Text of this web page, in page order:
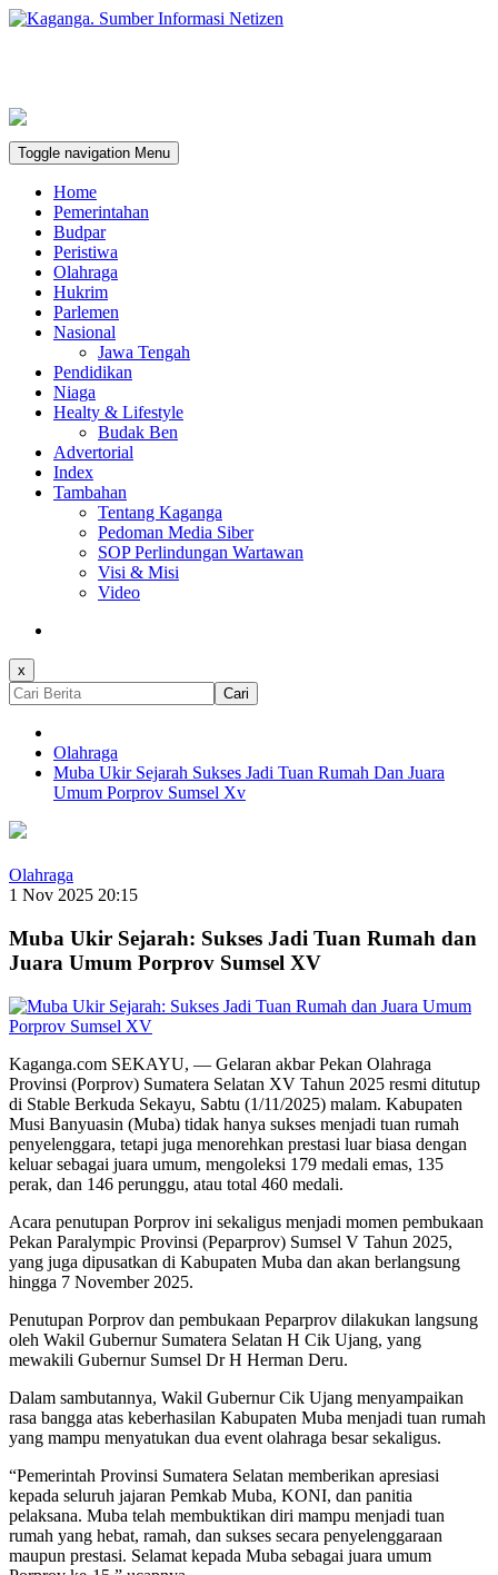
Toggle navigation Menu
Home
Pemerintahan
Budpar
Peristiwa
Olahraga
Hukrim
Parlemen
Nasional
Jawa Tengah
Pendidikan
Niaga
Healty & Lifestyle
Budak Ben
Advertorial
Index
Tambahan
Tentang Kaganga
Pedoman Media Siber
SOP Perlindungan Wartawan
Visi & Misi
Video
x
Cari
Olahraga
Muba Ukir Sejarah Sukses Jadi Tuan Rumah Dan Juara
Umum Porprov Sumsel Xv
Olahraga
1 Nov 2025 20:15
Muba Ukir Sejarah: Sukses Jadi Tuan Rumah dan
Juara Umum Porprov Sumsel XV
Kaganga.com SEKAYU, — Gelaran akbar Pekan Olahraga
Provinsi (Porprov) Sumatera Selatan XV Tahun 2025 resmi ditutup
di Stable Berkuda Sekayu, Sabtu (1/11/2025) malam. Kabupaten
Musi Banyuasin (Muba) tidak hanya sukses menjadi tuan rumah
penyelenggara, tetapi juga menorehkan prestasi luar biasa dengan
keluar sebagai juara umum, mengoleksi 179 medali emas, 135
perak, dan 146 perunggu, atau total 460 medali.
Acara penutupan Porprov ini sekaligus menjadi momen pembukaan
Pekan Paralympic Provinsi (Peparprov) Sumsel V Tahun 2025,
yang juga dipusatkan di Kabupaten Muba dan akan berlangsung
hingga 7 November 2025.
Penutupan Porprov dan pembukaan Peparprov dilakukan langsung
oleh Wakil Gubernur Sumatera Selatan H Cik Ujang, yang
mewakili Gubernur Sumsel Dr H Herman Deru.
Dalam sambutannya, Wakil Gubernur Cik Ujang menyampaikan
rasa bangga atas keberhasilan Kabupaten Muba menjadi tuan rumah
yang mampu menyatukan dua event olahraga besar sekaligus.
“Pemerintah Provinsi Sumatera Selatan memberikan apresiasi
kepada seluruh jajaran Pemkab Muba, KONI, dan panitia
pelaksana. Muba telah membuktikan diri mampu menjadi tuan
rumah yang hebat, ramah, dan sukses secara penyelenggaraan
maupun prestasi. Selamat kepada Muba sebagai juara umum